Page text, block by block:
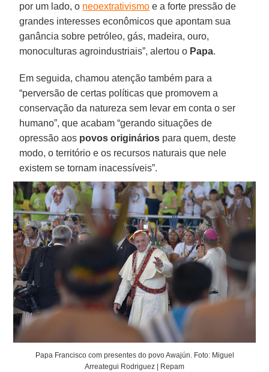
por um lado, o neoextrativismo e a forte pressão de
grandes interesses econômicos que apontam sua
ganância sobre petróleo, gás, madeira, ouro,
monoculturas agroindustriais”, alertou o Papa.
Em seguida, chamou atenção também para a
“perversão de certas políticas que promovem a
conservação da natureza sem levar em conta o ser
humano”, que acabam “gerando situações de
opressão aos povos originários para quem, deste
modo, o território e os recursos naturais que nele
existem se tornam inacessíveis”.
Papa Francisco com presentes do povo Awajún. Foto: Miguel
Arreategui Rodriguez | Repam